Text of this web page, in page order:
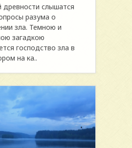
древности слышатся
разума о
зла. Темною и
загадкою
господство зла в
на ка..